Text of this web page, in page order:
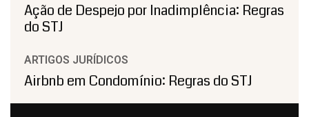
Ação de Despejo por Inadimplência: Regras
do STJ
ARTIGOS JURÍDICOS
Airbnb em Condomínio: Regras do STJ